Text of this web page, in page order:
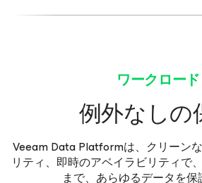
ワークロード
例外なしの
Veeam Data Platformは、クリーン
リティ、即時のアベイラビリティで
まで、あらゆるデータを保